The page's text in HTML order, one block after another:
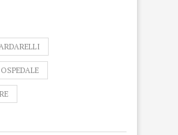
OSPEDALE